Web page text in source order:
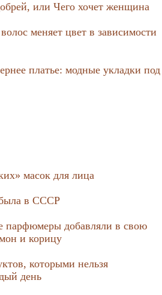
или Чего хочет женщина
меняет цвет в зависимости
платье: модные укладки под
масок для лица
в СССР
парфюмеры добавляли в свою
и корицу
которыми нельзя
день